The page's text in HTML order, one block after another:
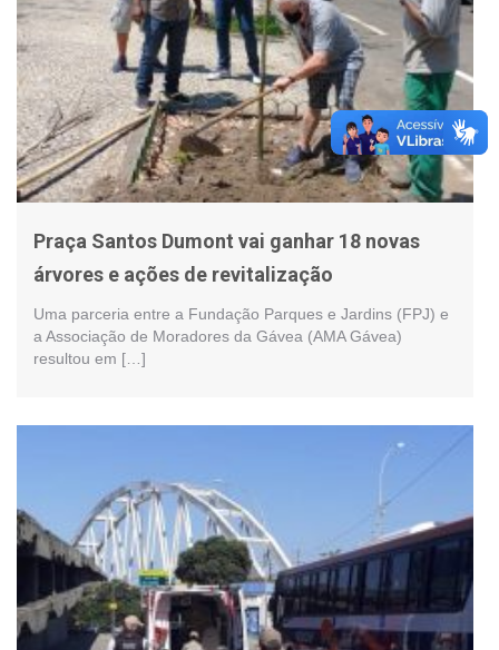
Praça Santos Dumont vai ganhar 18 novas
árvores e ações de revitalização
Uma parceria entre a Fundação Parques e Jardins (FPJ) e
a Associação de Moradores da Gávea (AMA Gávea)
resultou em […]